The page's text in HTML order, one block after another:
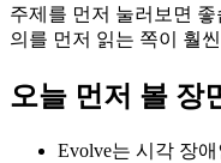
주제를 먼저 눌러보면
의를 먼저 읽는 쪽이 훨
오늘 먼저 볼 장
Evolve는 시각 장